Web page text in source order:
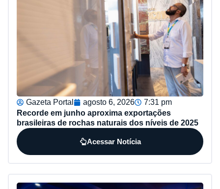
Gazeta Portal agosto 6, 2026
7:31 pm
Recorde em junho aproxima exportações
brasileiras de rochas naturais dos níveis de 2025
Acessar Notícia